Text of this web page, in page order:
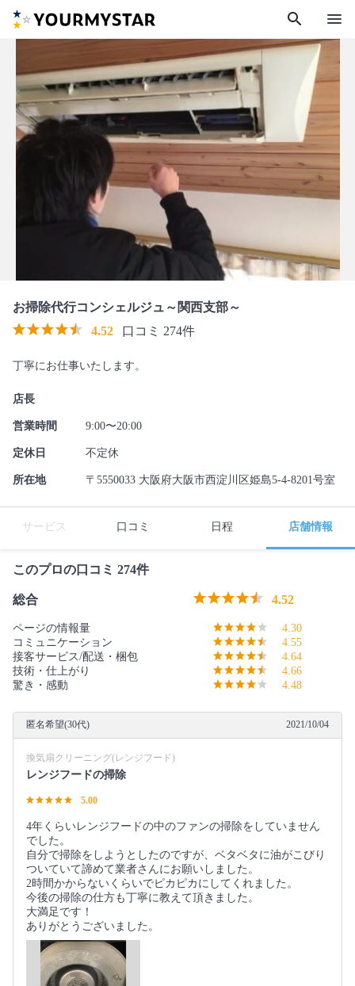
search menu
お掃除代行コンシェルジュ～関西支部～
4.52
口コミ 274件
丁寧にお仕事いたします。
店長
営業時間 9:00〜20:00
定休日 不定休
所在地 〒5550033 大阪府大阪市西淀川区姫島5-4-8201号室
サービス 口コミ 日程 店舗情報
このプロの口コミ 274件
総合 4.52
ページの情報量
4.30
コミュニケーション
4.55
接客サービス/配送・梱包
4.64
技術・仕上がり
4.66
驚き・感動
4.48
匿名希望(30代) 2021/10/04
換気扇クリーニング(レンジフード)
レンジフードの掃除
5.00
4年くらいレンジフードの中のファンの掃除をしていません
でした。
自分で掃除をしようとしたのですが、ベタベタに油がこびり
ついていて諦めて業者さんにお願いしました。
2時間かからないくらいでピカピカにしてくれました。
今後の掃除の仕方も丁寧に教えて頂きました。
大満足です！
ありがとうございました。